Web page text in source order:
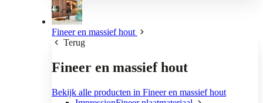
Fineer en massief hout
Terug
Fineer en massief hout
Bekijk alle producten in Fineer en massief hout